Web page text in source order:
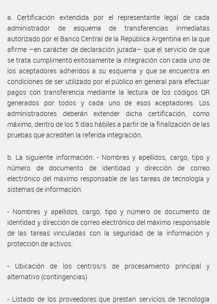
a. Certificación extendida por el representante legal de cada
administrador de esquema de transferencias inmediatas
autorizado por el Banco Central de la República Argentina en la que
afirme –en carácter de declaración jurada– que el servicio de que
se trata cumplimentó exitosamente la integración con cada uno de
los aceptadores adheridos a su esquema y que se encuentra en
condiciones de ser utilizado por el público en general para efectuar
pagos con transferencia mediante la lectura de los códigos QR
generados por todos y cada uno de esos aceptadores. Los
administradores deberán extender dicha certificación, como
máximo, dentro de los 5 días hábiles a partir de la finalización de las
pruebas que acrediten la referida integración.
b. La siguiente información: - Nombres y apellidos, cargo, tipo y
número de documento de identidad y dirección de correo
electrónico del máximo responsable de las tareas de tecnología y
sistemas de información.
- Nombres y apellidos, cargo, tipo y número de documento de
identidad y dirección de correo electrónico del máximo responsable
de las tareas vinculadas con la seguridad de la información y
protección de activos.
- Ubicación de los centros/s de procesamiento principal y
alternativo (contingencias)
- Listado de los proveedores que prestan servicios de tecnología